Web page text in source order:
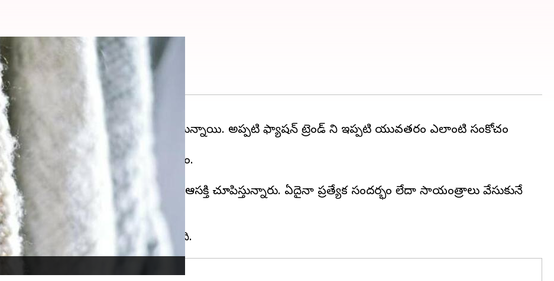
నాటి ఫ్యాషన్ ట్రెండ్స్
కాలం నాటి ఫ్యాషన్ ట్రెండ్స్ కనిపిస్తున్నాయి. అప్పటి ఫ్యాషన్ ట్రెండ్ ని ఇప్పటి యువతరం ఎలాంటి సంకోచం
లేస్ ఫ్యాబ్రిక్ దుస్తులను ధరించడానికి ఆసక్తి చూపిస్తున్నారు. ఏదైనా ప్రత్యేక సందర్భం లేదా సాయంత్రాలు వేసుకునే